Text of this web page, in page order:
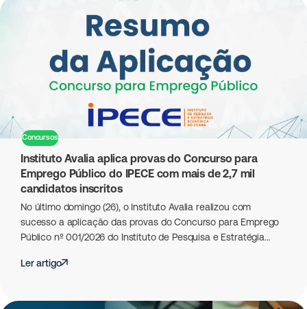
Concursos
Instituto Avalia aplica provas do Concurso para
Emprego Público do IPECE com mais de 2,7 mil
candidatos inscritos
No último domingo (26), o Instituto Avalia realizou com
sucesso a aplicação das provas do Concurso para Emprego
Público nº 001/2026 do Instituto de Pesquisa e Estratégia…
Ler artigo